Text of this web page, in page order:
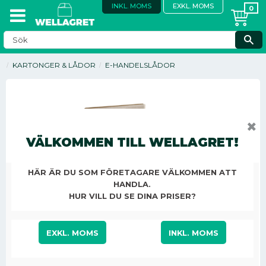
INKL. MOMS EXKL. MOMS
KARTONGER & LÅDOR E-HANDELSLÅDOR
VÄLKOMMEN TILL WELLAGRET!
HÄR ÄR DU SOM FÖRETAGARE VÄLKOMMEN ATT
HANDLA.
HUR VILL DU SE DINA PRISER?
EXKL. MOMS INKL. MOMS
✖